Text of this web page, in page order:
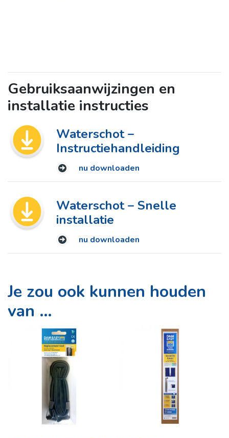
Gebruiksaanwijzingen en
installatie instructies
Waterschot –
Instructiehandleiding
nu downloaden
Waterschot – Snelle
installatie
nu downloaden
Je zou ook kunnen houden
van …